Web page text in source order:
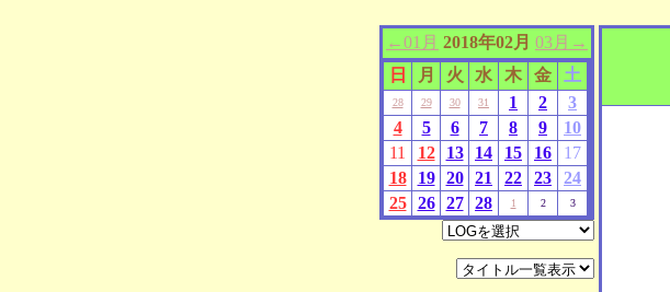
←01月 2018年02月 03月→
日
月 火 水 木 金 土
28 29 30 31 1 2
3
4
5 6 7 8 9
10
11
12 13 14 15 16
17
18
19 20 21 22 23
24
25
26 27 28 1 2 3